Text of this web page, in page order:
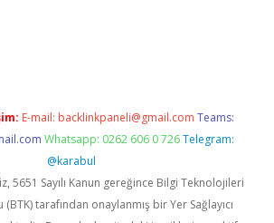
E-mail: backlinkpaneli@gmail.com Teams:
Whatsapp: 0262 606 0 726 Telegram:
@karabul
5651 Sayılı Kanun gereğince Bilgi Teknolojileri
tarafından onaylanmış bir Yer Sağlayıcı